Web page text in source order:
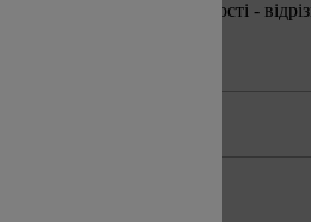
функціональності -